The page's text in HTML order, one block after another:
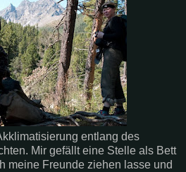
entlang des
Mir gefällt eine Stelle als Bett
meine Freunde ziehen lasse und